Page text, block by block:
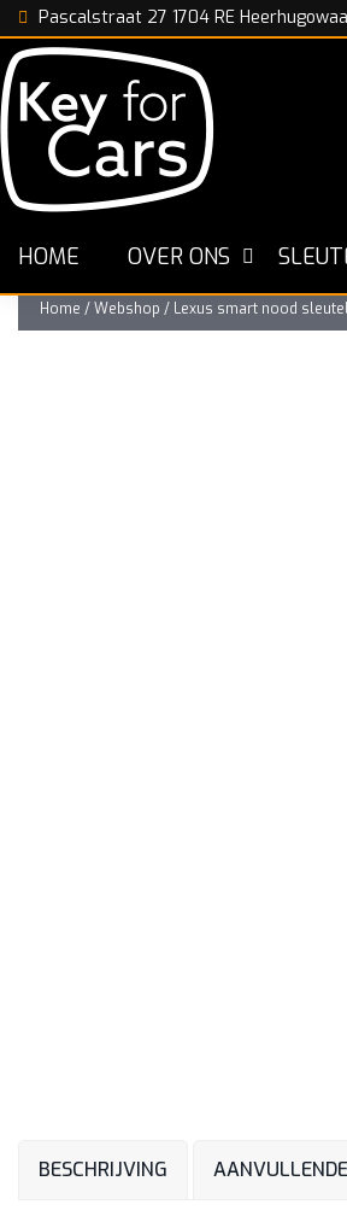
Pascalstraat 27 1704 RE
HOME OVER ONS
De Specialist in Nederland
Home /Webshop / Lexus smart nood
BESCHRIJVING